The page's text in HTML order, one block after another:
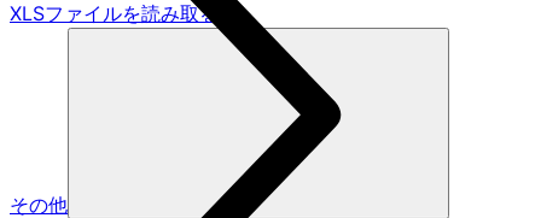
XLSファイルを読み取る
その他